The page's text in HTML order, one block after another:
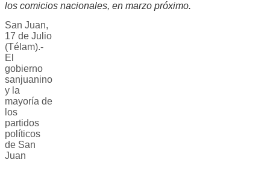
los comicios nacionales, en marzo próximo.
San Juan,
17 de Julio
(Télam).-
El
gobierno
sanjuanino
y la
mayoría de
los
partidos
políticos
de San
Juan